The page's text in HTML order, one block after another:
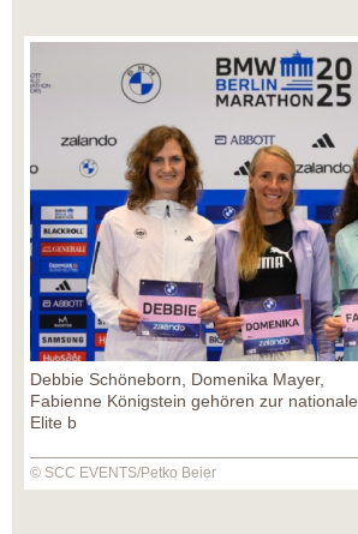
Debbie Schöneborn, Domenika Mayer,
Fabienne Königstein gehören zur nationale
Elite b
© SCC EVENTS/Petko Beier